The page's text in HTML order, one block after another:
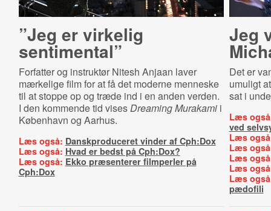
”Jeg er virkelig
sentimental”
Forfatter og instruktør Nitesh Anjaan laver
mærkelige film for at få det moderne menneske
til at stoppe op og træde ind i en anden verden.
I den kommende tid visesDreaming Murakami i
København og Aarhus.
Læs også: Danskproduceret vinder af Cph:Dox
Læs også: Hvad er bedst på Cph:Dox?
Læs også: Ekko præsenterer filmperler på
Cph:Dox
Jeg
Det er
umuligt
sat i
Læs
ved
Læs
Læs
Læs
Læs
Læs
pædofili